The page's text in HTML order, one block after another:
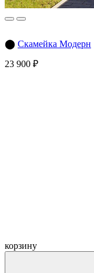
⬤ Скамейка Модерн
23 900 ₽
корзину